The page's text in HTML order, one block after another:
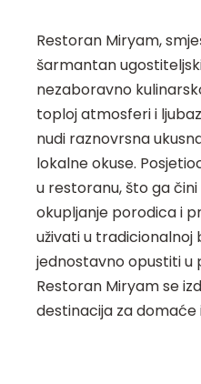
Restoran Miryam,
šarmantan
nezaboravno
toploj atmosferi i
nudi raznovrsna
lokalne okuse.
u restoranu, što ga
okupljanje porodica i
uživati u tradicionalnoj
jednostavno opustiti u
Restoran Miryam se
destinacija za domaće